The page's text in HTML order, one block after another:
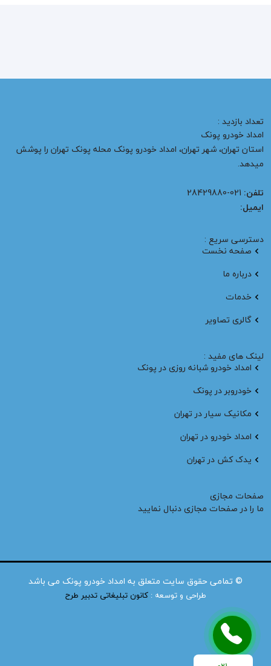
تعداد بازدید :
امداد خودرو پونک
استان تهران، شهر تهران، امداد خودرو پونک محله پونک تهران را پوشش
میدهد.
تلفن: 021-28429880
ایمیل:
دسترسی سریع :
صفحه نخست
درباره ما
خدمات
گالری تصاویر
لینک های مفید :
امداد خودرو شبانه روزی در پونک
خودروبر در پونک
مکانیک سیار در تهران
امداد خودرو در تهران
یدک کش در تهران
صفحات مجازی
ما را در صفحات مجازی دنبال نمایید
© تمامی حقوق سایت متعلق به امداد خودرو پونک می باشد
طراحی و توسعه :کانون تبلیغاتی تدبیر طرح